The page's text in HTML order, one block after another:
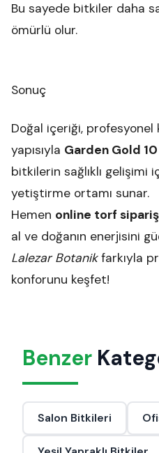
Bu sayede bitkiler daha
ömürlü olur.
Sonuç
Doğal içeriği,
yapısıyla Garden Gold
bitkilerin sağlıklı gelişimi
yetiştirme ortamı sunar.
Hemen online torf
al ve doğanın enerjisini
Lalezar Botanikfarkıyla
konforunu keşfet!
Benzer
Salon Bitkileri